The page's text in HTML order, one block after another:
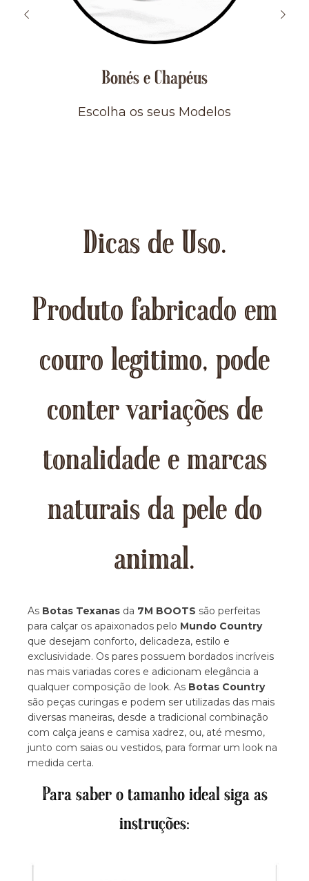
Bonés e Chapéus
Escolha os seus Modelos
Dicas de Uso.
Produto fabricado em
couro legitimo, pode
conter variações de
tonalidade e marcas
naturais da pele do
animal.
As Botas Texanas da 7M BOOTS são perfeitas
para calçar os apaixonados pelo Mundo Country
que desejam conforto, delicadeza, estilo e
exclusividade. Os pares possuem bordados incríveis
nas mais variadas cores e adicionam elegância a
qualquer composição de look. As Botas Country
são peças curingas e podem ser utilizadas das mais
diversas maneiras, desde a tradicional combinação
com calça jeans e camisa xadrez, ou, até mesmo,
junto com saias ou vestidos, para formar um look na
medida certa.
Para saber o tamanho ideal siga as
instruções: